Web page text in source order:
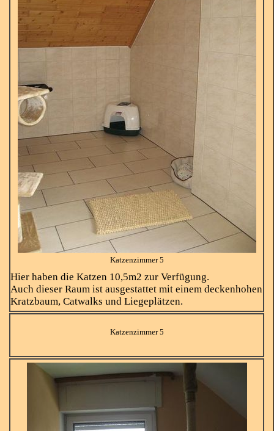
Katzenzimmer 5
Hier haben die Katzen 10,5m2 zur Verfügung.
Auch dieser Raum ist ausgestattet mit einem deckenhohen
Kratzbaum, Catwalks und Liegeplätzen.
Katzenzimmer 5